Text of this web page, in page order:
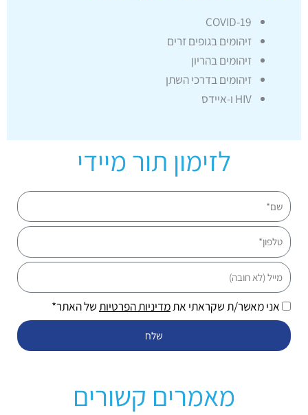
COVID-19
זיהומים בגופים זרים
זיהומים בהריון
זיהומים בדרכי השתן
HIV ו-איידס
לזימון תור מיידי
שם
טלפון
מייל
אני מאשר/ת שקראתי אתמדיניות הפרטיותשל האתר*
שלח
מאמרים קשורים